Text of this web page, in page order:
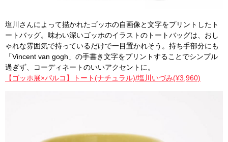
塩川さんによって描かれたゴッホの自画像と文字をプリントしたト
ートバッグ。味わい深いゴッホのイラストのトートバッグは、おし
ゃれな雰囲気で持っているだけで一目置かれそう。持ち手部分にも
「Vincent van gogh」の手書き文字をプリントすることでシンプル
過ぎず、コーディネートのいいアクセントに。
【ゴッホ展×パルコ】トート(ナチュラル)/塩川いづみ(¥3,960)